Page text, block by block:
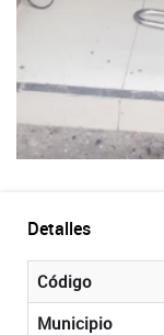
Detalles
Código
Municipio